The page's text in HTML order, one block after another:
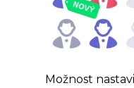
Možnost